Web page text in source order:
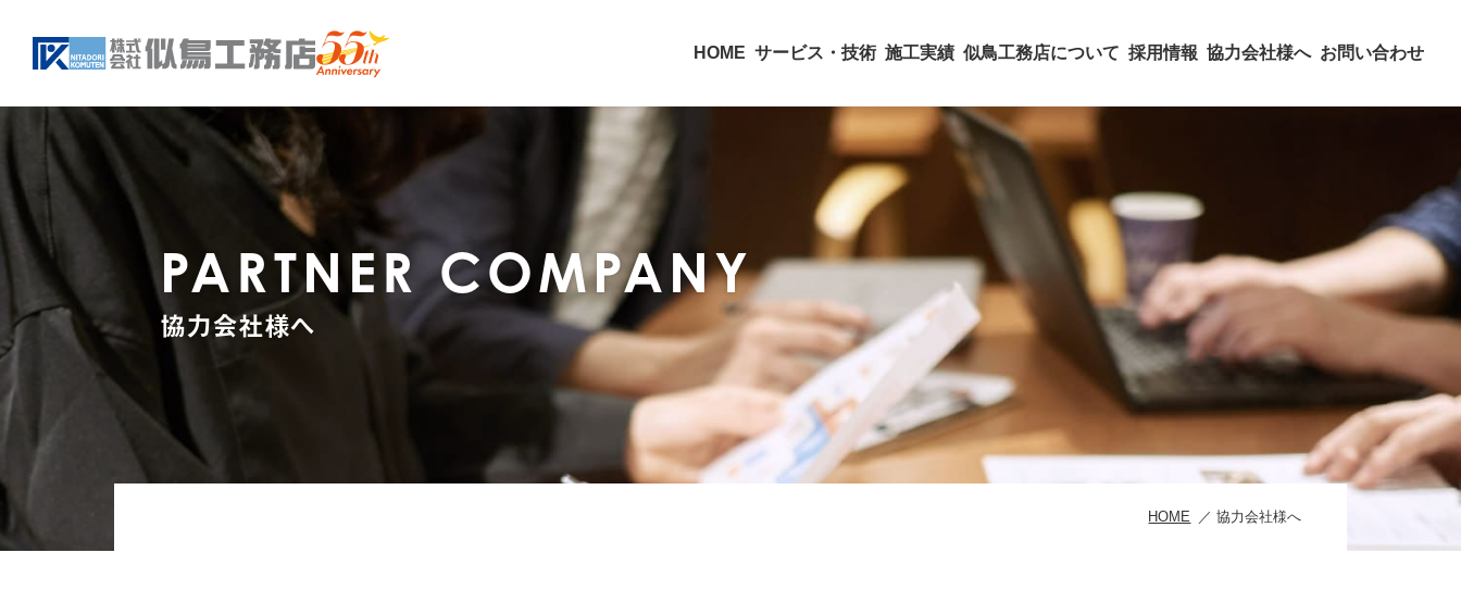
HOME サービス・技術 施工実績 似鳥工務店について 採用情報 協力会社様へ お問い合わせ
PARTNER COMPANY
協力会社様へ
HOME 協力会社様へ